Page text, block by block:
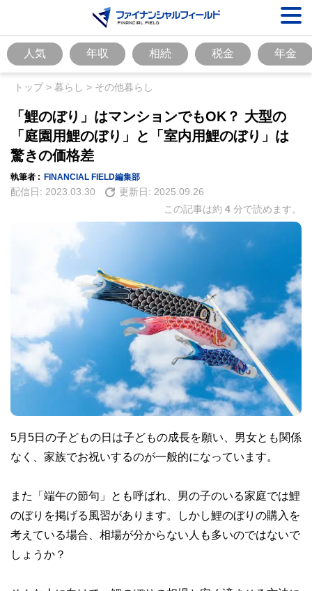
人気 年収 相続 税金 年金
トップ> 暮らし > その他暮らし
「鯉のぼり」はマンションでもOK？ 大型の
「庭園用鯉のぼり」と「室内用鯉のぼり」は
驚きの価格差
執筆者 : FINANCIAL FIELD編集部
配信日: 2023.03.30 更新日: 2025.09.26
この記事は約 4 分で読めます。
5月5日の子どもの日は子どもの成長を願い、男女とも関係
なく、家族でお祝いするのが一般的になっています。
また「端午の節句」とも呼ばれ、男の子のいる家庭では鯉
のぼりを掲げる風習があります。しかし鯉のぼりの購入を
考えている場合、相場が分からない人も多いのではないで
しょうか？